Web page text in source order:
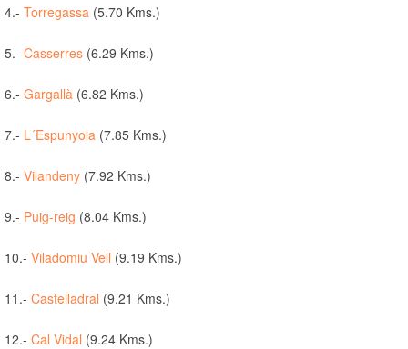
4.- Torregassa (5.70 Kms.)
5.- Casserres (6.29 Kms.)
6.- Gargallà (6.82 Kms.)
7.- L´Espunyola (7.85 Kms.)
8.- Vilandeny (7.92 Kms.)
9.- Puig-reig (8.04 Kms.)
10.- Viladomiu Vell (9.19 Kms.)
11.- Castelladral (9.21 Kms.)
12.- Cal Vidal (9.24 Kms.)